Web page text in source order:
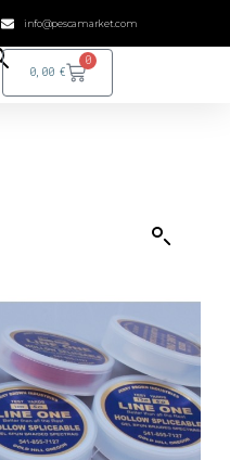
info@pescamarket.com
0,00€
0